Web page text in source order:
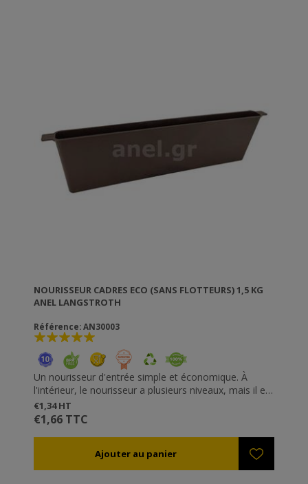
NOURISSEUR CADRES ECO (SANS FLOTTEURS) 1,5 KG
ANEL LANGSTROTH
Référence: AN30003
Un nourisseur d'entrée simple et économique. À
l'intérieur, le nourisseur a plusieurs niveaux, mais il est
recommandé d'utitliser des flotteurs afin d'éviter que
les abeilles se noient. Pour remplir le nourisseur, il
faut d'abord s'assurer qu'il n'y a pas d'abeilles dedans.
€1,34 HT
€1,66 TTC